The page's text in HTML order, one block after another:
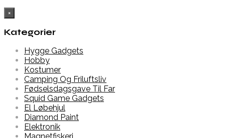
×
Kategorier
Hygge Gadgets
Hobby
Kostumer
Camping Og Friluftsliv
Fødselsdagsgave Til Far
Squid Game Gadgets
El Løbehjul
Diamond Paint
Elektronik